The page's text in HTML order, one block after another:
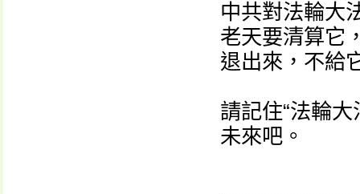
中共對法輪大
老天要清算它
退出來，不給
請記住“法輪
未來吧。